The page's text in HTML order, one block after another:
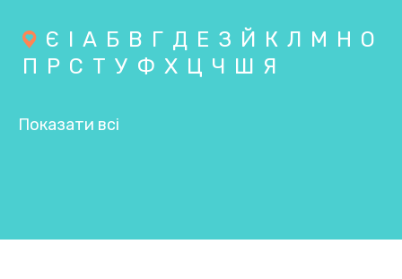
Є І А Б В Г Д Е З Й К Л М Н О
П Р С Т У Ф Х Ц Ч Ш Я
Показати всі